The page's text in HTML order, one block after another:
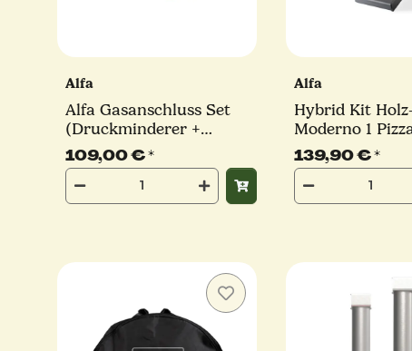
Alfa
Alfa Gasanschluss Set
(Druckminderer +
Schlauch)
109,00 €*
Alfa
Hybrid Kit Holz-
Moderno 1
Forni
139,90 €*